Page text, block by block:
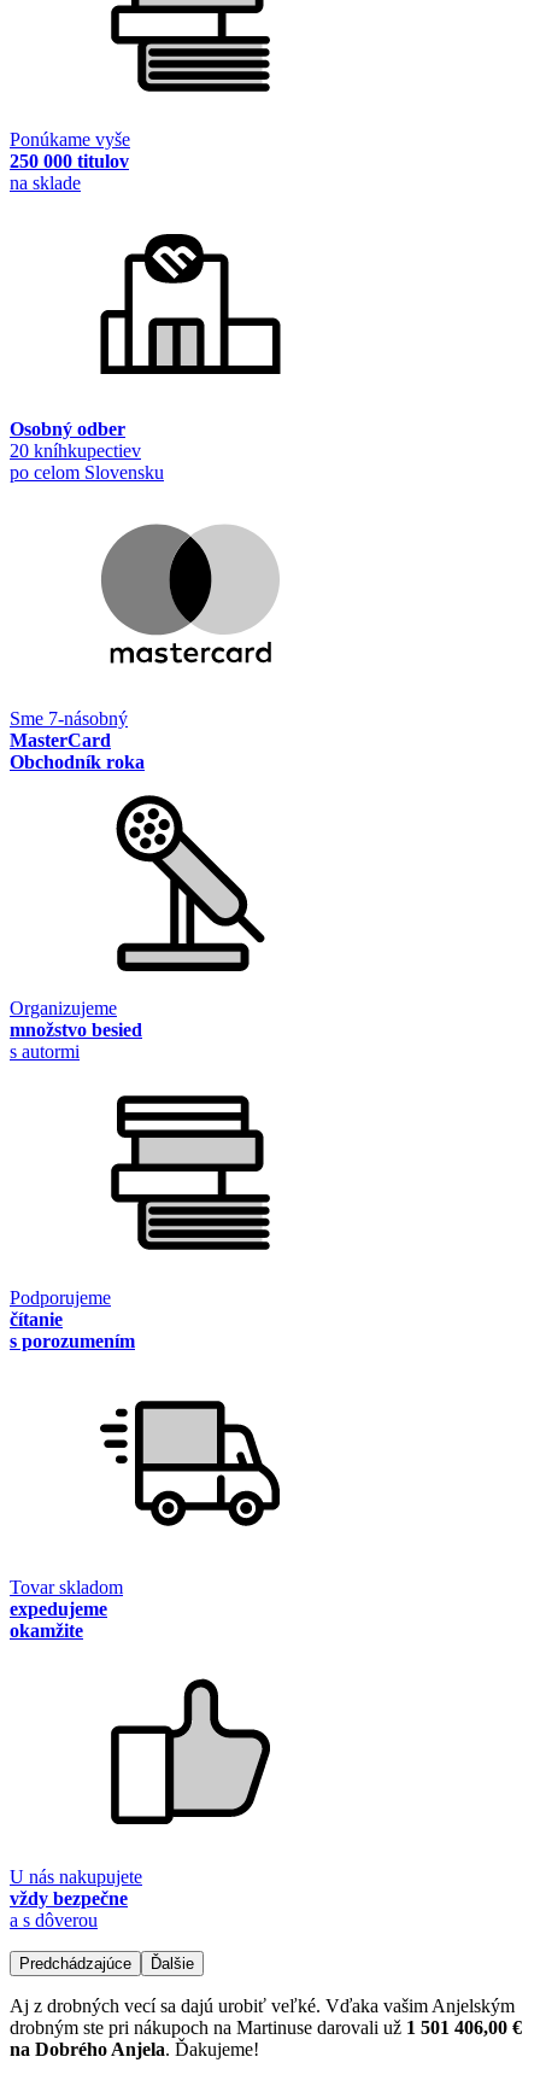
Ponúkame vyše
250 000 titulov
na sklade
Osobný odber
20 kníhkupectiev
po celom Slovensku
Sme 7-násobný
MasterCard
Obchodník roka
Organizujeme
množstvo besied
s autormi
Podporujeme
čítanie
s porozumením
Tovar skladom
expedujeme
okamžite
U nás nakupujete
vždy bezpečne
a s dôverou
Predchádzajúce Ďalšie
Aj z drobných vecí sa dajú urobiť veľké. Vďaka vašim Anjelským
drobným ste pri nákupoch na Martinuse darovali už 1 501 406,00 €
na Dobrého Anjela. Ďakujeme!